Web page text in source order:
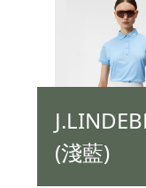
(淺藍)